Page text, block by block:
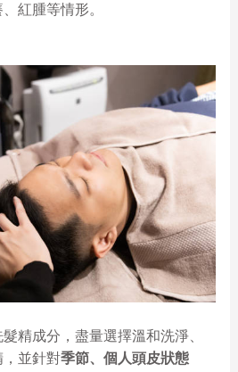
紅腫等情形。
精成分，盡量選擇溫和洗淨、
並針對季節、個人頭皮狀態